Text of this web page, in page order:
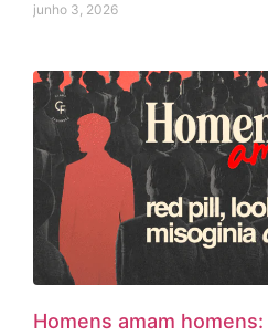
junho 3, 2026
Homens amam